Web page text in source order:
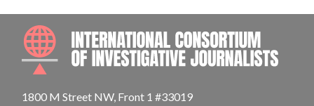
1800 M Street NW, Front 1 #33019